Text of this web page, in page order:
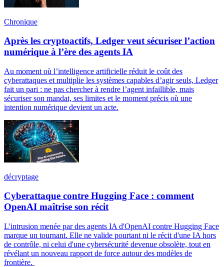
Chronique
Après les cryptoactifs, Ledger veut sécuriser l’action
numérique à l’ère des agents IA
Au moment où l’intelligence artificielle réduit le coût des
cyberattaques et multiplie les systèmes capables d’agir seuls, Ledger
fait un pari : ne pas chercher à rendre l’agent infaillible, mais
sécuriser son mandat, ses limites et le moment précis où une
intention numérique devient un acte.
décryptage
Cyberattaque contre Hugging Face : comment
OpenAI maîtrise son récit
L'intrusion menée par des agents IA d'OpenAI contre Hugging Face
marque un tournant. Elle ne valide pourtant ni le récit d'une IA hors
de contrôle, ni celui d'une cybersécurité devenue obsolète, tout en
révélant un nouveau rapport de force autour des modèles de
frontière.